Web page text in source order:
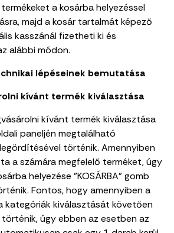
a kosárba helyezéssel
majd a kosár tartalmát képező
kasszánál fizetheti ki és
alábbi módon.
lépéseinek bemutatása
kívánt termék kiválasztása
kívánt termék kiválasztása
paneljén megtalálható
történik. Amennyiben
a számára megfelelő terméket, úgy
helyezése "KOSÁRBA"gomb
Fontos, hogy amennyiben a
kategóriák kiválasztását követően
úgy ebben az esetben az